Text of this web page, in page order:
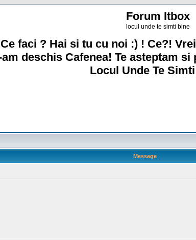
Forum Itbox
locul unde te simti bine
faci ? Hai si tu cu noi :) ! Ce?!
am deschis Cafenea! Te asteptam si
Locul Unde Te
Message